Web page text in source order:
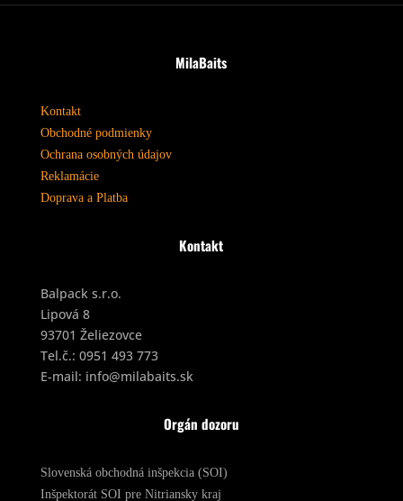
MilaBaits
Kontakt
Obchodné podmienky
Ochrana osobných údajov
Reklamácie
Doprava a Platba
Kontakt
Balpack s.r.o.
Lipová 8
93701 Želiezovce
Tel.č.: 0951 493 773
E-mail: info@milabaits.sk
Orgán dozoru
Slovenská obchodná inšpekcia (SOI)
Inšpektorát SOI pre Nitriansky kraj